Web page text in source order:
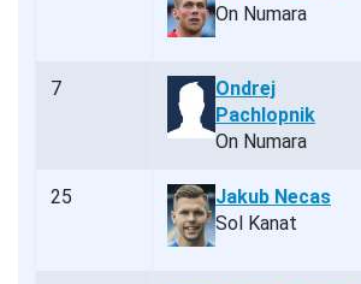
On Numara
7
Ondrej
Pachlopnik
On Numara
25
Jakub Necas
Sol Kanat